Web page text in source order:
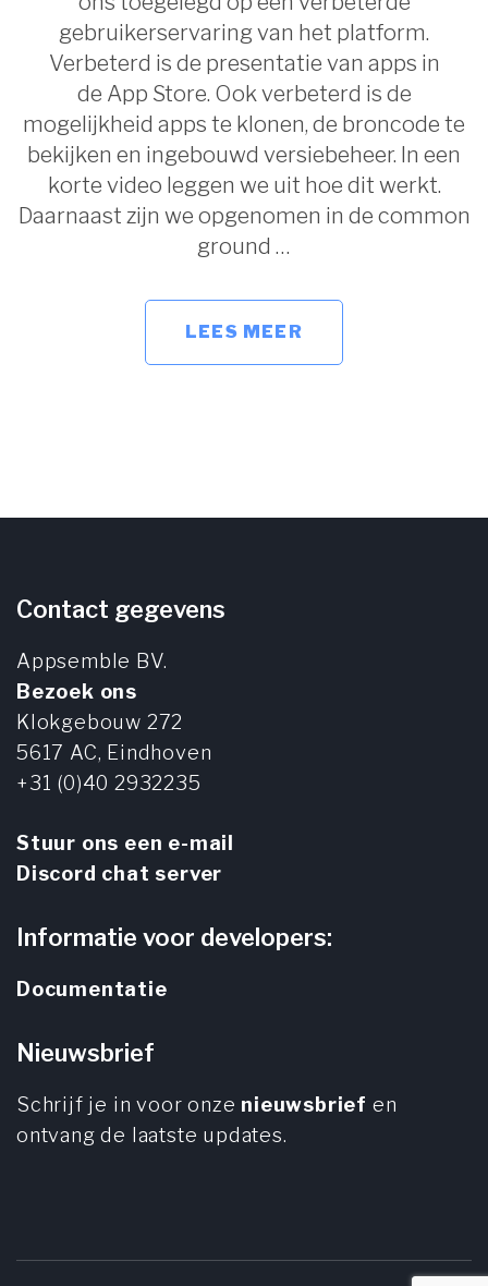
gebruikerservaring van het platform.
Verbeterd is de presentatie van apps in
de App Store. Ook verbeterd is de
mogelijkheid apps te klonen, de broncode te
bekijken en ingebouwd versiebeheer. In een
korte video leggen we uit hoe dit werkt.
Daarnaast zijn we opgenomen in de common
ground …
LEES MEER
Contact gegevens
Appsemble BV.
Bezoek ons
Klokgebouw 272
5617 AC, Eindhoven
+31 (0)40 2932235
Stuur ons een e-mail
Discord chat server
Informatie voor developers:
Documentatie
Nieuwsbrief
Schrijf je in voor onze nieuwsbrief en
ontvang de laatste updates.